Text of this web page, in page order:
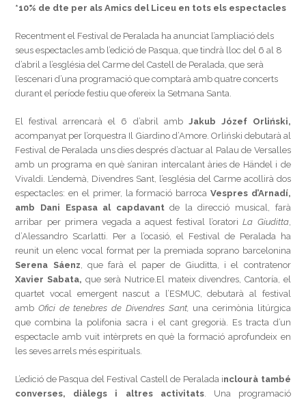
*10% de dte per als Amics del Liceu en tots els espectacles
Recentment el Festival de Peralada ha anunciat l’ampliació dels
seus espectacles amb l’edició de Pasqua, que tindrà lloc del 6 al 8
d’abril a l’església del Carme del Castell de Peralada, que serà
l’escenari d’una programació que comptarà amb quatre concerts
durant el període festiu que ofereix la Setmana Santa.
El festival arrencarà el 6 d’abril amb Jakub Józef Orliński,
acompanyat per l’orquestra Il Giardino d’Amore. Orliński debutarà al
Festival de Peralada uns dies després d’actuar al Palau de Versalles
amb un programa en què s’aniran intercalant àries de Händel i de
Vivaldi. L’endemà, Divendres Sant, l’església del Carme acollirà dos
espectacles: en el primer, la formació barroca Vespres d’Arnadí,
amb Dani Espasa al capdavantde la direcció musical, farà
arribar per primera vegada a aquest festival l’oratoriLa Giuditta,
d’Alessandro Scarlatti. Per a l’ocasió, el Festival de Peralada ha
reunit un elenc vocal format per la premiada soprano barcelonina
Serena Sáenz, que farà el paper de Giuditta, i el contratenor
Xavier Sabata, que serà Nutrice.El mateix divendres, Cantoría, el
quartet vocal emergent nascut a l’ESMUC, debutarà al festival
ambOfici de tenebres de Divendres Sant, una cerimònia litúrgica
que combina la polifonia sacra i el cant gregorià. Es tracta d’un
espectacle amb vuit intèrprets en què la formació aprofundeix en
les seves arrels més espirituals.
L’edició de Pasqua del Festival Castell de Peralada inclourà també
converses, diàlegs i altres activitats. Una programació